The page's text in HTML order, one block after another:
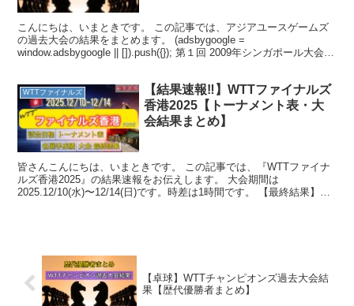
こんにちは、いまときです。 この記事では、アジアユースゲームズ
の過去大会の結果をまとめます。 (adsbygoogle =
window.adsbygoogle || []).push({}); 第１回 2009年シンガポール大会
WTTファイナルズ
【結果速報‼︎】WTTファイナルズ
香港2025【トーナメント表・大
会結果まとめ】
皆さんこんにちは、いまときです。 この記事では、『WTTファイナ
ルズ香港2025』の結果速報をお伝えします。 大会期間は
2025.12/10(水)〜12/14(日)です。時差は1時間です。 【最終結果】
【卓球】WTTチャンピオンズ過去大会結
果【歴代優勝者まとめ】